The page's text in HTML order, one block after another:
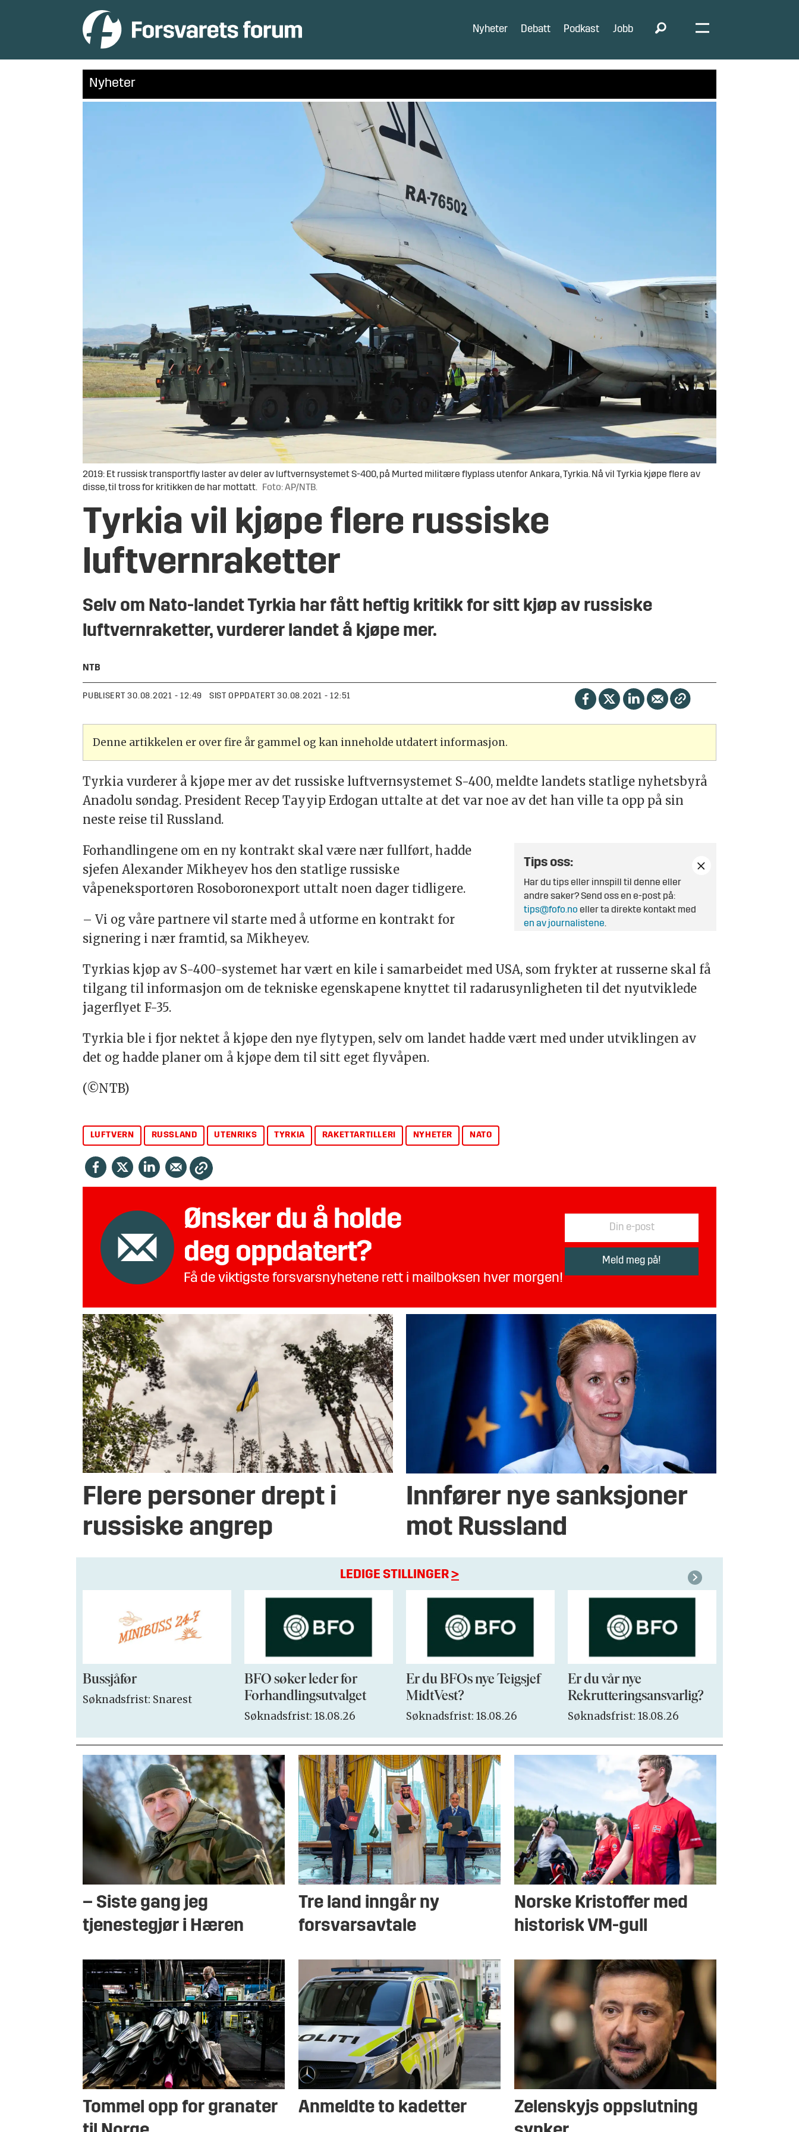
Nyheter Debatt Podkast Jobb
Nyheter
2019: Et russisk transportfly laster av deler av luftvernsystemet S-400, på Murted militære flyplass utenfor Ankara, Tyrkia. Nå vil Tyrkia kjøpe flere av
disse, til tross for kritikken de har mottatt. Foto: AP/NTB.
Tyrkia vil kjøpe flere russiske
luftvernraketter
Selv om Nato-landet Tyrkia har fått heftig kritikk for sitt kjøp av russiske
luftvernraketter, vurderer landet å kjøpe mer.
NTB
PUBLISERT 30.08.2021 - 12:49 SIST OPPDATERT 30.08.2021 - 12:51
Denne artikkelen er over fire år gammel og kan inneholde utdatert informasjon.
Tyrkia vurderer å kjøpe mer av det russiske luftvernsystemet S-400, meldte landets statlige nyhetsbyrå
Anadolu søndag. President Recep Tayyip Erdogan uttalte at det var noe av det han ville ta opp på sin
neste reise til Russland.
Tips oss:
Har du tips eller innspill til denne eller
andre saker? Send oss en e-post på:
tips@fofo.no eller ta direkte kontakt med
en av journalistene.
Forhandlingene om en ny kontrakt skal være nær fullført, hadde
sjefen Alexander Mikheyev hos den statlige russiske
våpeneksportøren Rosoboronexport uttalt noen dager tidligere.
– Vi og våre partnere vil starte med å utforme en kontrakt for
signering i nær framtid, sa Mikheyev.
Tyrkias kjøp av S-400-systemet har vært en kile i samarbeidet med USA, som frykter at russerne skal få
tilgang til informasjon om de tekniske egenskapene knyttet til radarusynligheten til det nyutviklede
jagerflyet F-35.
Tyrkia ble i fjor nektet å kjøpe den nye flytypen, selv om landet hadde vært med under utviklingen av
det og hadde planer om å kjøpe dem til sitt eget flyvåpen.
(©NTB)
LUFTVERN RUSSLAND UTENRIKS TYRKIA RAKETTARTILLERI NYHETER NATO
Ønsker du å holde
deg oppdatert?
Få de viktigste forsvarsnyhetene rett i mailboksen hver morgen!
Flere personer drept i
russiske angrep
Innfører nye sanksjoner
mot Russland
LEDIGE STILLINGER>
Bussjåfør
Søknadsfrist: Snarest
BFO søker leder for
Forhandlingsutvalget
Søknadsfrist: 18.08.26
Er du BFOs nye Teigsjef
MidtVest?
Søknadsfrist: 18.08.26
Er du vår nye
Rekrutteringsansvarlig?
Søknadsfrist: 18.08.26
– Siste gang jeg
tjenestegjør i Hæren
Tre land inngår ny
forsvarsavtale
Norske Kristoffer med
historisk VM-gull
Tommel opp for granater
Anmeldte to kadetter
Zelenskyjs oppslutning